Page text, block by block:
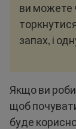
ви можете
запах, і
Якщо ви
щоб
буде